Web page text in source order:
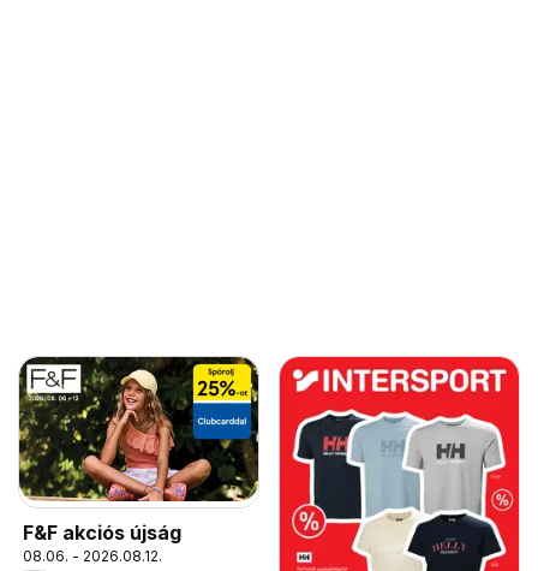
F&F akciós újság
08.06. - 2026.08.12.